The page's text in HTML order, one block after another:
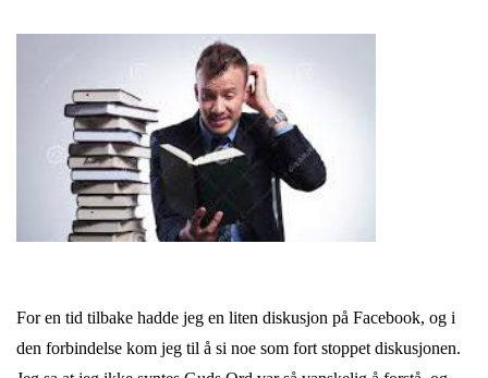
For en tid tilbake hadde jeg en liten diskusjon på Facebook, og i
den forbindelse kom jeg til å si noe som fort stoppet diskusjonen.